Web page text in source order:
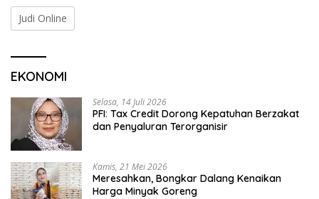
Judi Online
EKONOMI
Selasa, 14 Juli 2026
PFI: Tax Credit Dorong Kepatuhan Berzakat
dan Penyaluran Terorganisir
Kamis, 21 Mei 2026
Meresahkan, Bongkar Dalang Kenaikan
Harga Minyak Goreng